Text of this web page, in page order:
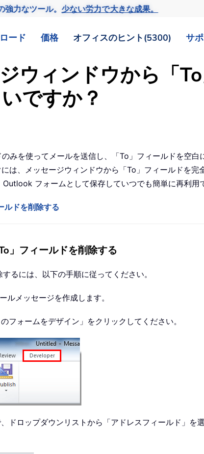
力なツール。 少ない労力で大きな成果。
ード 価格 オフィスのヒント(5300) サ
ウィンドウから「
ですか？
みを使ってメールを送信し、「To」フィールドを空
は、メッセージウィンドウから「To」フィールドを
フォームとして保存していつでも簡単に再利用
ルドを削除する
」フィールドを削除する
るには、以下の手順に従ってください。
ルメッセージを作成します。
フォームをデザイン」をクリックしてください。
ドロップダウンリストから「アドレスフィールド」を